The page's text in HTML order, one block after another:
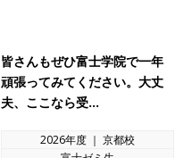
皆さんもぜひ富士学院で一年
頑張ってみてください。大丈
夫、ここなら受…
2026年度 ｜ 京都校